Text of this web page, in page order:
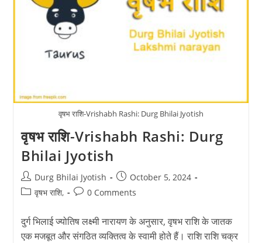
वृषभ राशि-Vrishabh Rashi: Durg Bhilai Jyotish
वृषभ राशि-Vrishabh Rashi: Durg
Bhilai Jyotish
Post
author:
Durg Bhilai Jyotish
Post
published:
October 5, 2024
Postवृषभ राशि,
Post0 Comments
दुर्ग भिलाई ज्योतिष लक्ष्मी नारायण के अनुसार, वृषभ राशि के जातक
एक मजबूत और संगठित व्यक्तित्व के स्वामी होते हैं। राशि राशि चक्र